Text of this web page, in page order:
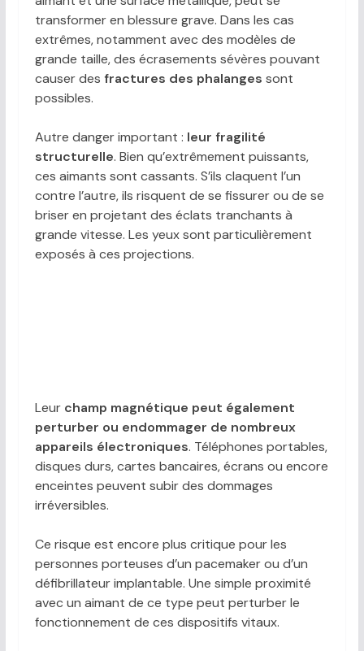
transformer en blessure grave. Dans les cas
extrêmes, notamment avec des modèles de
grande taille, des écrasements sévères pouvant
causer des fractures des phalanges sont
possibles.
Autre danger important : leur fragilité
structurelle. Bien qu’extrêmement puissants,
ces aimants sont cassants. S’ils claquent l’un
contre l’autre, ils risquent de se fissurer ou de se
briser en projetant des éclats tranchants à
grande vitesse. Les yeux sont particulièrement
exposés à ces projections.
Leur champ magnétique peut également
perturber ou endommager de nombreux
appareils électroniques. Téléphones portables,
disques durs, cartes bancaires, écrans ou encore
enceintes peuvent subir des dommages
irréversibles.
Ce risque est encore plus critique pour les
personnes porteuses d’un pacemaker ou d’un
défibrillateur implantable. Une simple proximité
avec un aimant de ce type peut perturber le
fonctionnement de ces dispositifs vitaux.